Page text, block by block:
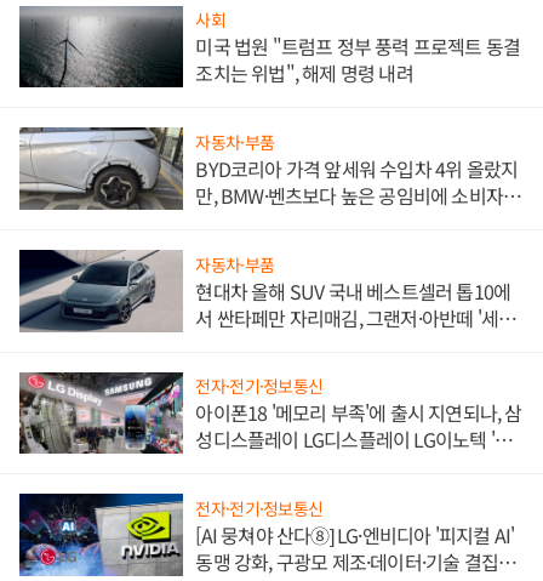
사회
미국 법원 "트럼프 정부 풍력 프로젝트 동결
조치는 위법", 해제 명령 내려
자동차·부품
BYD코리아 가격 앞세워 수입차 4위 올랐지
만, BMW·벤츠보다 높은 공임비에 소비자
자동차·부품
현대차 올해 SUV 국내 베스트셀러 톱10에
서 싼타페만 자리매김, 그랜저·아반떼 '세단
전자·전기·정보통신
아이폰18 '메모리 부족'에 출시 지연되나, 삼
성디스플레이 LG디스플레이 LG이노텍 '탈
전자·전기·정보통신
[AI 뭉쳐야 산다⑧] LG·엔비디아 '피지컬 AI'
동맹 강화, 구광모 제조·데이터·기술 결집